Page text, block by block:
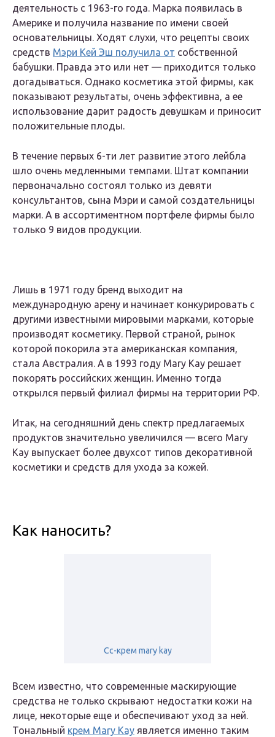
деятельность с 1963-го года. Марка появилась в
Америке и получила название по имени своей
основательницы. Ходят слухи, что рецепты своих
средств Мэри Кей Эш получила от собственной
бабушки. Правда это или нет — приходится только
догадываться. Однако косметика этой фирмы, как
показывают результаты, очень эффективна, а ее
использование дарит радость девушкам и приносит
положительные плоды.
В течение первых 6-ти лет развитие этого лейбла
шло очень медленными темпами. Штат компании
первоначально состоял только из девяти
консультантов, сына Мэри и самой создательницы
марки. А в ассортиментном портфеле фирмы было
только 9 видов продукции.
Лишь в 1971 году бренд выходит на
международную арену и начинает конкурировать с
другими известными мировыми марками, которые
производят косметику. Первой страной, рынок
которой покорила эта американская компания,
стала Австралия. А в 1993 году Mary Kay решает
покорять российских женщин. Именно тогда
открылся первый филиал фирмы на территории РФ.
Итак, на сегодняшний день спектр предлагаемых
продуктов значительно увеличился — всего Mary
Kay выпускает более двухсот типов декоративной
косметики и средств для ухода за кожей.
Как наносить?
Сс-крем mary kay
Всем известно, что современные маскирующие
средства не только скрывают недостатки кожи на
лице, некоторые еще и обеспечивают уход за ней.
Тональный крем Mary Kay является именно таким